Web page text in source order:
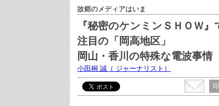
故郷のメディアはいま
『秘密のケンミンＳＨＯＷ』
注目の「岡高地区」
岡山・香川の特殊な電波事情
小田桐 誠 （ ジャーナリスト）